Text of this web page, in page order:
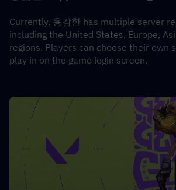
Currently, 용감한 has multiple server
including the United States, Europe,
regions. Players can choose their own
play in on the game login screen.